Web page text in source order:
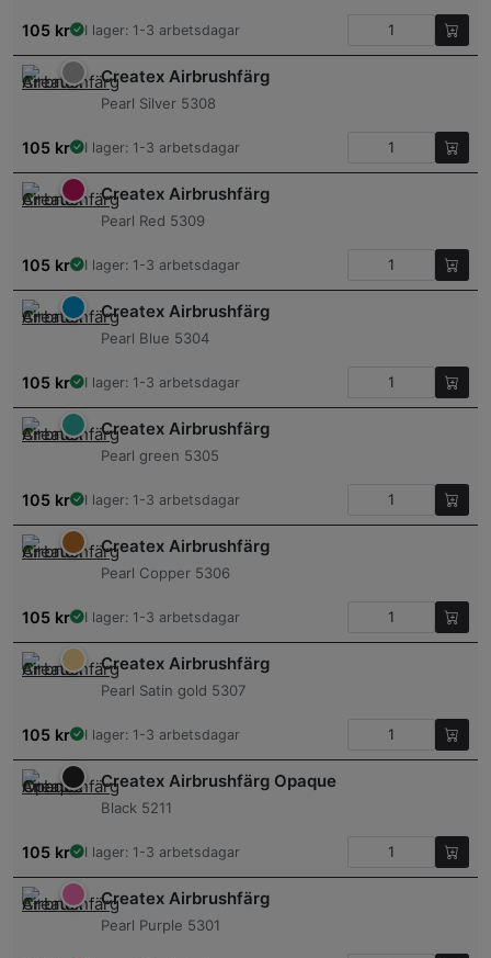
105 kr I lager: 1-3 arbetsdagar
Createx Airbrushfärg
Pearl Silver 5308
105 kr I lager: 1-3 arbetsdagar
Createx Airbrushfärg
Pearl Red 5309
105 kr I lager: 1-3 arbetsdagar
Createx Airbrushfärg
Pearl Blue 5304
105 kr I lager: 1-3 arbetsdagar
Createx Airbrushfärg
Pearl green 5305
105 kr I lager: 1-3 arbetsdagar
Createx Airbrushfärg
Pearl Copper 5306
105 kr I lager: 1-3 arbetsdagar
Createx Airbrushfärg
Pearl Satin gold 5307
105 kr I lager: 1-3 arbetsdagar
Createx Airbrushfärg Opaque
Black 5211
105 kr I lager: 1-3 arbetsdagar
Createx Airbrushfärg
Pearl Purple 5301